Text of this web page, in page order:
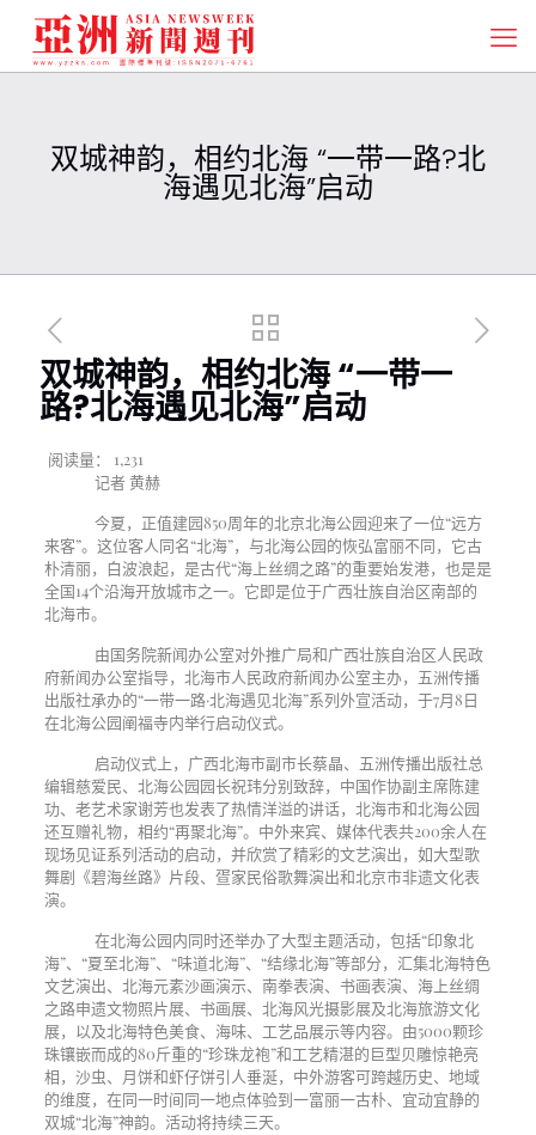
双城神韵，相约北海 “一带一路?北
海遇见北海”启动
双城神韵，相约北海 “一带一
路?北海遇见北海”启动
阅读量：
1,231
记者 黄赫
今夏，正值建园850周年的北京北海公园迎来了一位“远方
来客”。这位客人同名“北海”，与北海公园的恢弘富丽不同，它古
朴清丽，白波浪起，是古代“海上丝绸之路”的重要始发港，也是是
全国14个沿海开放城市之一。它即是位于广西壮族自治区南部的
北海市。
由国务院新闻办公室对外推广局和广西壮族自治区人民政
府新闻办公室指导，北海市人民政府新闻办公室主办，五洲传播
出版社承办的“一带一路·北海遇见北海”系列外宣活动，于7月8日
在北海公园阐福寺内举行启动仪式。
启动仪式上，广西北海市副市长蔡晶、五洲传播出版社总
编辑慈爱民、北海公园园长祝玮分别致辞，中国作协副主席陈建
功、老艺术家谢芳也发表了热情洋溢的讲话，北海市和北海公园
还互赠礼物，相约“再聚北海”。中外来宾、媒体代表共200余人在
现场见证系列活动的启动，并欣赏了精彩的文艺演出，如大型歌
舞剧《碧海丝路》片段、疍家民俗歌舞演出和北京市非遗文化表
演。
在北海公园内同时还举办了大型主题活动，包括“印象北
海”、“夏至北海”、“味道北海”、“结缘北海”等部分，汇集北海特色
文艺演出、北海元素沙画演示、南拳表演、书画表演、海上丝绸
之路申遗文物照片展、书画展、北海风光摄影展及北海旅游文化
展，以及北海特色美食、海味、工艺品展示等内容。由5000颗珍
珠镶嵌而成的80斤重的“珍珠龙袍”和工艺精湛的巨型贝雕惊艳亮
相，沙虫、月饼和虾仔饼引人垂涎，中外游客可跨越历史、地域
的维度，在同一时间同一地点体验到一富丽一古朴、宜动宜静的
双城“北海”神韵。活动将持续三天。